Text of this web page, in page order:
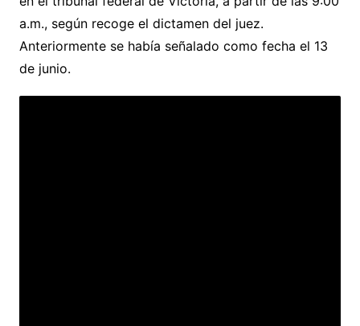
a.m., según recoge el dictamen del juez.
Anteriormente se había señalado como fecha el 13
de junio.